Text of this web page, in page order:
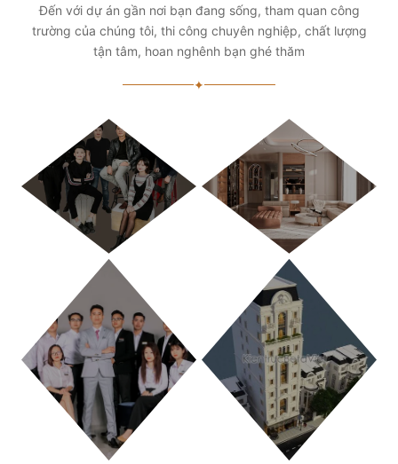
Đến với dự án gần nơi bạn đang sống, tham quan công
trường của chúng tôi, thi công chuyên nghiệp, chất lượng
tận tâm, hoan nghênh bạn ghé thăm
✦
TP. HỒ CHÍ MINH